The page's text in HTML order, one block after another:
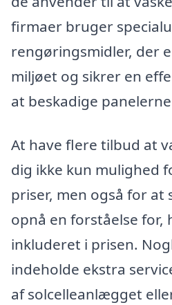
firmaer bruger
rengøringsmidler, der
miljøet og sikrer en
at beskadige
At have flere tilbud at
dig ikke kun mulighed
priser, men også for at
opnå en forståelse for,
inkluderet i prisen.
indeholde ekstra
af solcelleanlægget